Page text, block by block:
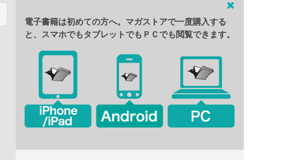
電子書籍は初めての方へ。マガストアで一度購入する
と、スマホでもタブレットでもＰＣでも閲覧できます。